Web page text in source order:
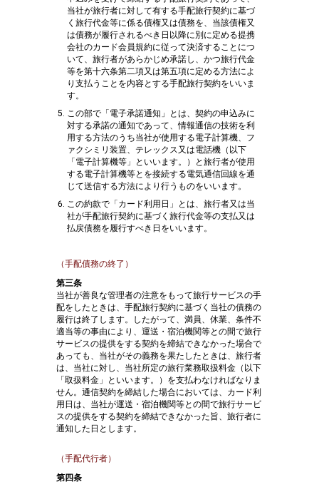
当社が旅行者に対して有する手配旅行契約に基づ
く旅行代金等に係る債権又は債務を、当該債権又
は債務が履行されるべき日以降に別に定める提携
会社のカード会員規約に従って決済することにつ
いて、旅行者があらかじめ承諾し、かつ旅行代金
等を第十六条第二項又は第五項に定める方法によ
り支払うことを内容とする手配旅行契約をいいま
す。
この部で「電子承諾通知」とは、契約の申込みに
対する承諾の通知であって、情報通信の技術を利
用する方法のうち当社が使用する電子計算機、フ
ァクシミリ装置、テレックス又は電話機（以下
「電子計算機等」といいます。）と旅行者が使用
する電子計算機等とを接続する電気通信回線を通
じて送信する方法により行うものをいいます。
この約款で「カード利用日」とは、旅行者又は当
社が手配旅行契約に基づく旅行代金等の支払又は
払戻債務を履行すべき日をいいます。
（手配債務の終了）
第三条
当社が善良な管理者の注意をもって旅行サービスの手
配をしたときは、手配旅行契約に基づく当社の債務の
履行は終了します。したがって、満員、休業、条件不
適当等の事由により、運送・宿泊機関等との間で旅行
サービスの提供をする契約を締結できなかった場合で
あっても、当社がその義務を果たしたときは、旅行者
は、当社に対し、当社所定の旅行業務取扱料金（以下
「取扱料金」といいます。）を支払わなければなりま
せん。通信契約を締結した場合においては、カード利
用日は、当社が運送・宿泊機関等との間で旅行サービ
スの提供をする契約を締結できなかった旨、旅行者に
通知した日とします。
（手配代行者）
第四条